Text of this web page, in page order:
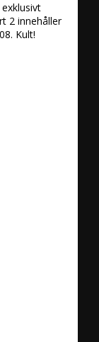
2 innehåller
Kult!